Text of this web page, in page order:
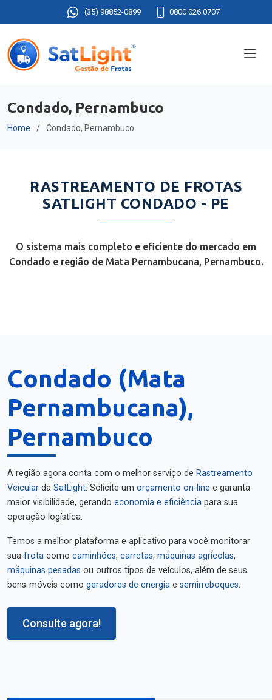
(35) 98852-0899 0800 026 0707
Condado, Pernambuco
Home Condado, Pernambuco
RASTREAMENTO DE FROTAS
SATLIGHT CONDADO - PE
O sistema mais completo e eficiente do mercado em
Condado e região de Mata Pernambucana, Pernambuco.
Condado (Mata
Pernambucana),
Pernambuco
A região agora conta com o melhor serviço de Rastreamento
Veicular da SatLight. Solicite um orçamento on-line e garanta
maior visibilidade, gerando economia e eficiência para sua
operação logística.
Temos a melhor plataforma e aplicativo para você monitorar
sua frota como caminhões, carretas, máquinas agrícolas,
máquinas pesadas ou outros tipos de veículos, além de seus
bens-móveis como geradores de energia e semirreboques.
Consulte agora!